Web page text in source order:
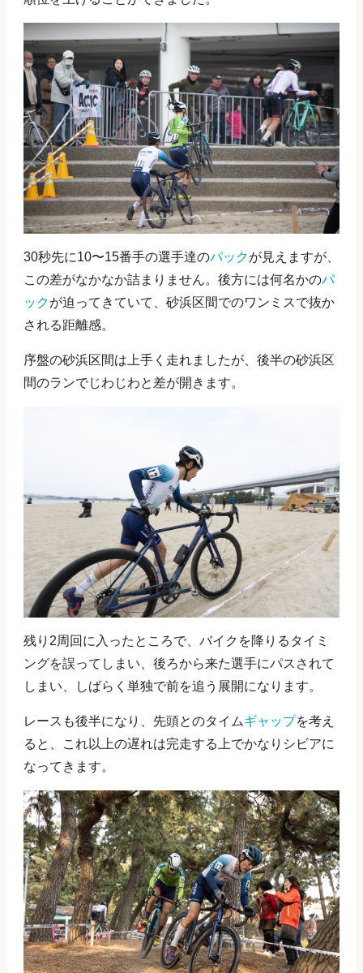
30秒先に10〜15番手の選手達のパックが見えますが、
この差がなかなか詰まりません。後方には何名かのパ
ックが迫ってきていて、砂浜区間でのワンミスで抜か
される距離感。
序盤の砂浜区間は上手く走れましたが、後半の砂浜区
間のランでじわじわと差が開きます。
残り2周回に入ったところで、バイクを降りるタイミ
ングを誤ってしまい、後ろから来た選手にパスされて
しまい、しばらく単独で前を追う展開になります。
レースも後半になり、先頭とのタイムギャップを考え
ると、これ以上の遅れは完走する上でかなりシビアに
なってきます。